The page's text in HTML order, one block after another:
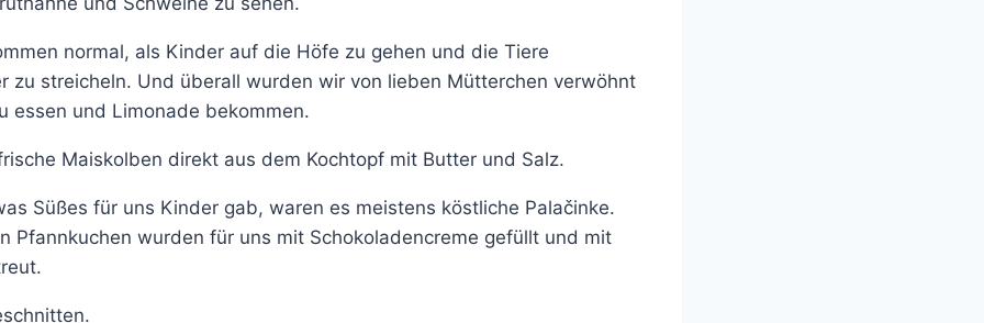
normal, als Kinder auf die Höfe zu gehen und die Tiere
zu streicheln. Und überall wurden wir von lieben Mütterchen verwöhnt
essen und Limonade bekommen.
Maiskolben direkt aus dem Kochtopf mit Butter und Salz.
Süßes für uns Kinder gab, waren es meistens köstliche Palačinke.
Pfannkuchen wurden für uns mit Schokoladencreme gefüllt und mit